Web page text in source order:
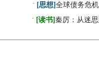
· [思想]全球债务危
· [读书]秦厉：从迷